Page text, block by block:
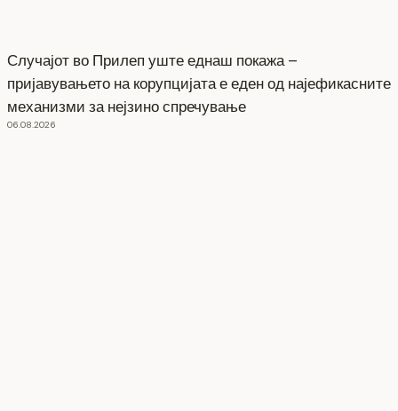
Случајот во Прилеп уште еднаш покажа –
пријавувањето на корупцијата е еден од најефикасните
механизми за нејзино спречување
06.08.2026